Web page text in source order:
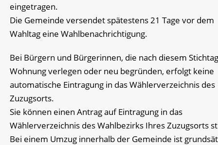
eingetragen.
Die Gemeinde versendet spätestens 21 Tage vor dem
Wahltag eine Wahlbenachrichtigung.
Bei Bürgern und Bürgerinnen, die nach diesem
Wohnung verlegen oder neu begründen, erfolgt keine
automatische Eintragung in das Wählerverzeichnis des
Zuzugsorts.
Sie können einen Antrag auf Eintragung in das
Wählerverzeichnis des Wahlbezirks Ihres Zuzugsorts
Bei einem Umzug innerhalb der Gemeinde ist